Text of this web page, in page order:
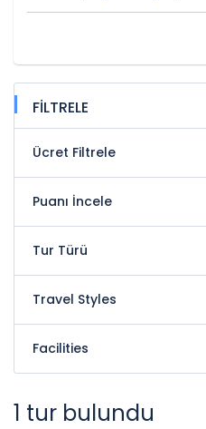
FİLTRELE
Ücret Filtrele
Puanı İncele
Tur Türü
Travel Styles
Facilities
1 tur bulundu